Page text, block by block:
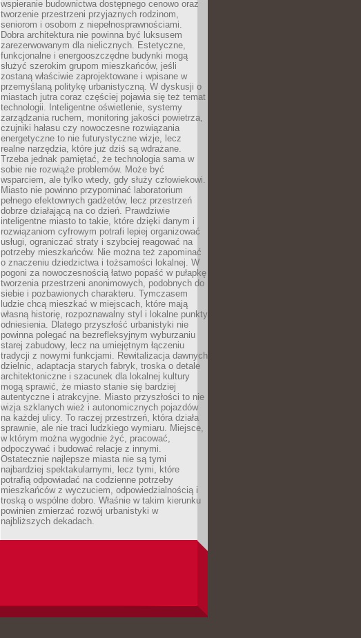
wspieranie budownictwa dostępnego cenowo oraz
tworzenie przestrzeni przyjaznych rodzinom,
seniorom i osobom z niepełnosprawnościami.
Dobra architektura nie powinna być luksusem
zarezerwowanym dla nielicznych. Estetyczne,
funkcjonalne i energooszczędne budynki mogą
służyć szerokim grupom mieszkańców, jeśli
zostaną właściwie zaprojektowane i wpisane w
przemyślaną politykę urbanistyczną. W dyskusji o
miastach jutra coraz częściej pojawia się też temat
technologii. Inteligentne oświetlenie, systemy
zarządzania ruchem, monitoring jakości powietrza,
czujniki hałasu czy nowoczesne rozwiązania
energetyczne to nie futurystyczne wizje, lecz
realne narzędzia, które już dziś są wdrażane.
Trzeba jednak pamiętać, że technologia sama w
sobie nie rozwiąże problemów. Może być
wsparciem, ale tylko wtedy, gdy służy człowiekowi.
Miasto nie powinno przypominać laboratorium
pełnego efektownych gadżetów, lecz przestrzeń
dobrze działającą na co dzień. Prawdziwie
inteligentne miasto to takie, które dzięki danym i
rozwiązaniom cyfrowym potrafi lepiej organizować
usługi, ograniczać straty i szybciej reagować na
potrzeby mieszkańców. Nie można też zapominać
o znaczeniu dziedzictwa i tożsamości lokalnej. W
pogoni za nowoczesnością łatwo popaść w pułapkę
tworzenia przestrzeni anonimowych, podobnych do
siebie i pozbawionych charakteru. Tymczasem
ludzie chcą mieszkać w miejscach, które mają
własną historię, rozpoznawalny styl i lokalne punkty
odniesienia. Dlatego przyszłość urbanistyki nie
powinna polegać na bezrefleksyjnym wyburzaniu
starej zabudowy, lecz na umiejętnym łączeniu
tradycji z nowymi funkcjami. Rewitalizacja dawnych
dzielnic, adaptacja starych fabryk, troska o detale
architektoniczne i szacunek dla lokalnej kultury
mogą sprawić, że miasto stanie się bardziej
autentyczne i atrakcyjne. Miasto przyszłości to nie
wizja szklanych wież i autonomicznych pojazdów
na każdej ulicy. To raczej przestrzeń, która działa
sprawnie, ale nie traci ludzkiego wymiaru. Miejsce,
w którym można wygodnie żyć, pracować,
odpoczywać i budować relacje z innymi.
Ostatecznie najlepsze miasta nie są tymi
najbardziej spektakularnymi, lecz tymi, które
potrafią odpowiadać na codzienne potrzeby
mieszkańców z wyczuciem, odpowiedzialnością i
troską o wspólne dobro. Właśnie w takim kierunku
powinien zmierzać rozwój urbanistyki w
najbliższych dekadach.